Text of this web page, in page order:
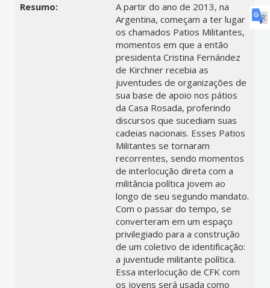
Resumo:
A partir do ano de 2013, na
Argentina, começam a ter lugar
os chamados Patios Militantes,
momentos em que a então
presidenta Cristina Fernández
de Kirchner recebia as
juventudes de organizações de
sua base de apoio nos pátios
da Casa Rosada, proferindo
discursos que sucediam suas
cadeias nacionais. Esses Patios
Militantes se tornaram
recorrentes, sendo momentos
de interlocução direta com a
militância política jovem ao
longo de seu segundo mandato.
Com o passar do tempo, se
converteram em um espaço
privilegiado para a construção
de um coletivo de identificação:
a juventude militante política.
Essa interlocução de CFK com
os jovens será usada como